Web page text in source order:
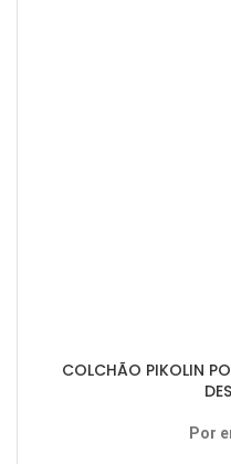
COLCHÃO PIKOLIN
Por